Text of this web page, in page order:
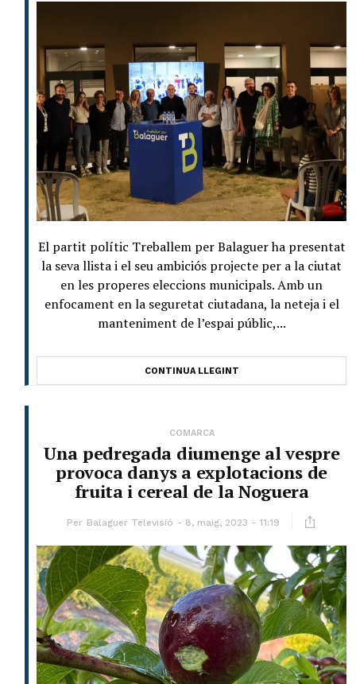
El partit polític Treballem per Balaguer ha presentat
la seva llista i el seu ambiciós projecte per a la ciutat
en les properes eleccions municipals. Amb un
enfocament en la seguretat ciutadana, la neteja i el
manteniment de l’espai públic,...
CONTINUA LLEGINT
COMARCA
Una pedregada diumenge al vespre
provoca danys a explotacions de
fruita i cereal de la Noguera
Per Balaguer Televisió 8, maig, 2023 - 11:19